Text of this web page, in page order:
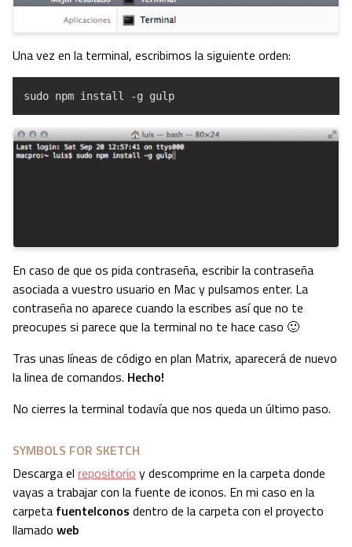
Una vez en la terminal, escribimos la siguiente orden:
sudo npm install -g gulp
En caso de que os pida contraseña, escribir la contraseña
asociada a vuestro usuario en Mac y pulsamos enter. La
contraseña no aparece cuando la escribes así que no te
preocupes si parece que la terminal no te hace caso 🙂
Tras unas líneas de código en plan Matrix, aparecerá de nuevo
la linea de comandos. Hecho!
No cierres la terminal todavía que nos queda un último paso.
SYMBOLS FOR SKETCH
Descarga el repositorio y descomprime en la carpeta donde
vayas a trabajar con la fuente de iconos. En mi caso en la
carpeta fuenteIconos dentro de la carpeta con el proyecto
llamado web